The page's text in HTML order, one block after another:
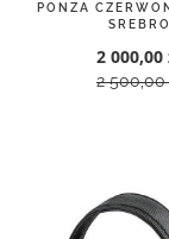
PONZA
SREBRO
2 000,00
2 500,00